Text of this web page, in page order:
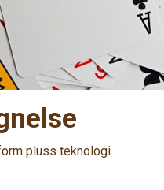
pluss teknologi